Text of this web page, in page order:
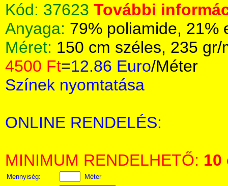
Kód: 37623 További
Anyaga: 79% poliamide, 21%
Méret: 150 cm széles, 235 gr/
4500 Ft=12.86 Euro/Méter
Színek nyomtatása
ONLINE RENDELÉS:
MINIMUM RENDELHETŐ: 10
Mennyiség:
Méter